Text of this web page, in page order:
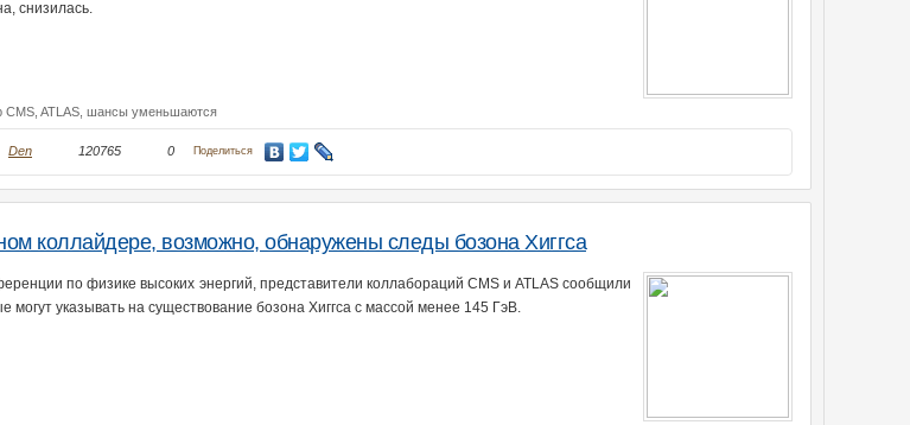
снизилась.
CMS, ATLAS, шансы уменьшаются
Den 120765 0 Поделиться
коллайдере, возможно, обнаружены следы бозона Хиггса
по физике высоких энергий, представители коллабораций CMS и ATLAS сообщили
могут указывать на существование бозона Хиггса с массой менее 145 ГэВ.